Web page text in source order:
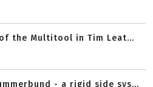
the Multitool in Tim Leat...
- a rigid side sys...